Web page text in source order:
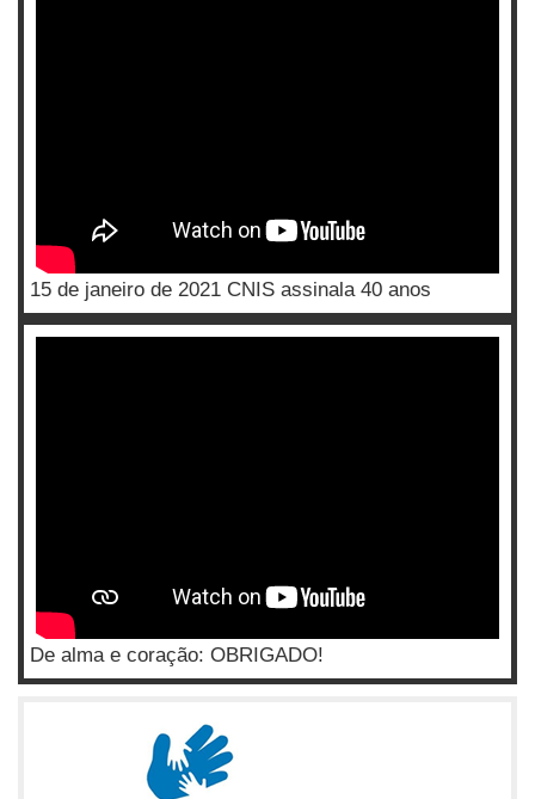
15 de janeiro de 2021 CNIS assinala 40 anos
De alma e coração: OBRIGADO!